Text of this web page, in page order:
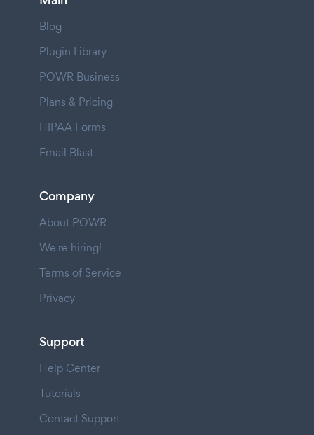
Blog
Plugin Library
POWR Business
Plans & Pricing
HIPAA Forms
Email Blast
Company
About POWR
We're hiring!
Terms of Service
Privacy
Support
Help Center
Tutorials
Contact Support